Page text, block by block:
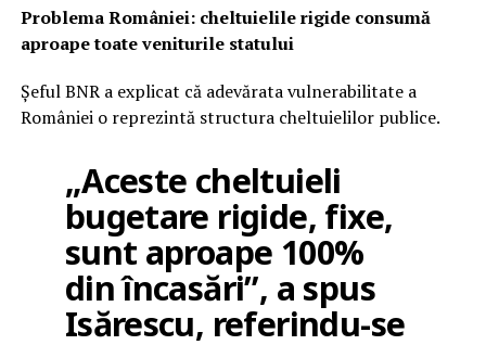
Problema României: cheltuielile rigide consumă
aproape toate veniturile statului
Șeful BNR a explicat că adevărata vulnerabilitate a
României o reprezintă structura cheltuielilor publice.
„Aceste cheltuieli
bugetare rigide, fixe,
sunt aproape 100%
din încasări”, a spus
Isărescu, referindu-se